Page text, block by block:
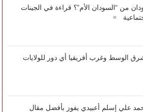
من “السودان الأم”؟ قراءة في الجينات
الوسط وغرب أفريقيا أي دور للولايات
علي إسلم أعبيدي يفوز بأفضل مقال